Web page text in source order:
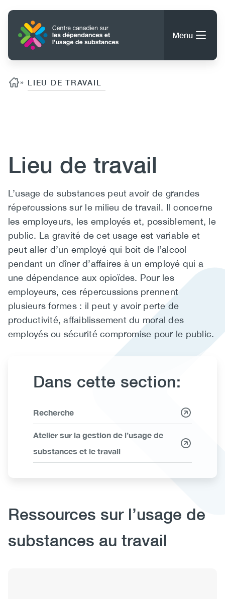
au
contenu
principal
Accueil
Menu
navigation
(Mobile)
Utility
Menu
(CCSA)
Données
Nouvelles
Événements
EN FR
Fil d'ariane
» LIEU DE TRAVAIL
Lieu de travail
Body
L’usage de substances peut avoir de grandes
répercussions sur le milieu de travail. Il concerne
les employeurs, les employés et, possiblement, le
public. La gravité de cet usage est variable et
peut aller d’un employé qui boit de l’alcool
pendant un dîner d’affaires à un employé qui a
une dépendance aux opioïdes. Pour les
employeurs, ces répercussions prennent
plusieurs formes : il peut y avoir perte de
productivité, affaiblissement du moral des
employés ou sécurité compromise pour le public.
Dans cette section:
Recherche
Atelier sur la gestion de l’usage de
substances et le travail
Body
Ressources sur l’usage de
substances au travail